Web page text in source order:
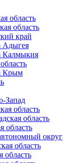
область
область
край
Адыгея
Калмыкия
Крым
Запад
область
область
область
округ
область
область